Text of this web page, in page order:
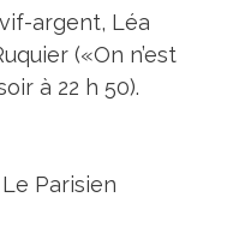
argent, Léa
(«On n’est
à 22 h 50).
Le Parisien